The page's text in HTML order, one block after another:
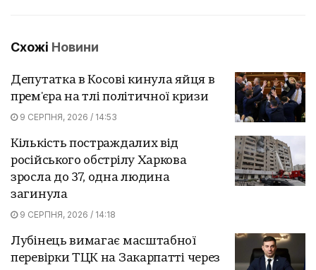
Схожі Новини
Депутатка в Косові кинула яйця в
прем'єра на тлі політичної кризи
9 СЕРПНЯ, 2026 / 14:53
Кількість постраждалих від
російського обстрілу Харкова
зросла до 37, одна людина
загинула
9 СЕРПНЯ, 2026 / 14:18
Лубінець вимагає масштабної
перевірки ТЦК на Закарпатті через